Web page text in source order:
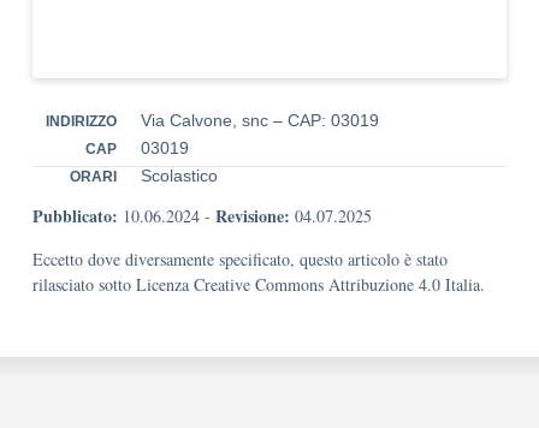
INDIRIZZO Via Calvone, snc – CAP: 03019
CAP 03019
ORARI Scolastico
Pubblicato: 10.06.2024 - Revisione: 04.07.2025
Eccetto dove diversamente specificato, questo articolo è stato
rilasciato sotto Licenza Creative Commons Attribuzione 4.0 Italia.